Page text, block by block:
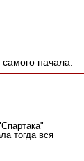
начала.
тогда вся